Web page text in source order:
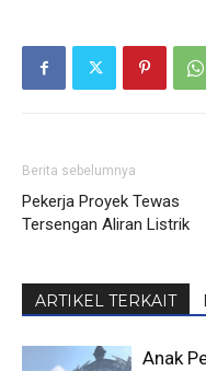
Berita sebelumnya
Pekerja Proyek Tewas
Tersengan Aliran Listrik
ARTIKEL TERKAIT
Anak